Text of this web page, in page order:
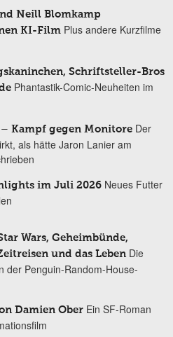
Neill Blomkamp
KI-Film Plus andere Kurzfilme
Schriftsteller-Bros
Phantastik-Comic-Neuheiten im
– Kampf gegen Monitore Der
als hätte Jaron Lanier am
im Juli 2026 Neues Futter
Wars, Geheimbünde,
und das Leben Die
der Penguin-Random-House-
Damien Ober Ein SF-Roman